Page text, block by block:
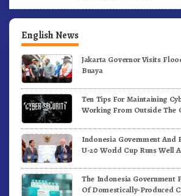
English News
Jakarta Governor Visits
Buaya
Ten Tips For Maintaining
Working From Outside The
Indonesia Government And
U-20 World Cup Runs Well
The Indonesia Government
Of Domestically-Produced